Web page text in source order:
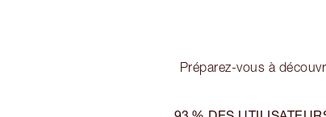
Préparez-vous à